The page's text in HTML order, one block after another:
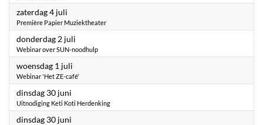
zaterdag 4 juli
Première Papier Muziektheater
donderdag 2 juli
Webinar over SUN-noodhulp
woensdag 1 juli
Webinar 'Het ZE-café'
dinsdag 30 juni
Uitnodiging Keti Koti Herdenking
dinsdag 30 juni